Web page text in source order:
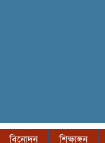
বিনোদন শিক্ষাঙ্গন